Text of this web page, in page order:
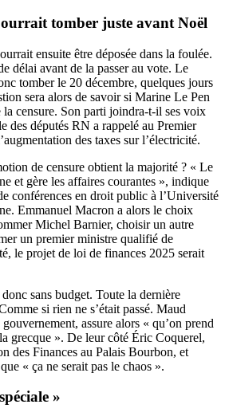
tomber juste avant Noël
ensuite être déposée dans la foulée.
délai avant de la passer au vote. Le
tomber le 20 décembre, quelques jours
sera alors de savoir si Marine Le Pen
la censure. Son parti joindra-t-il ses voix
des députés RN a rappelé au Premier
des taxes sur l’électricité.
de censure obtient la majorité ? « Le
et gère les affaires courantes », indique
conférences en droit public à l’Université
Emmanuel Macron a alors le choix
Michel Barnier, choisir un autre
un premier ministre qualifié de
le projet de loi de finances 2025 serait
sans budget. Toute la dernière
si rien ne s’était passé. Maud
assure alors « qu’on prend
grecque ». De leur côté Éric Coquerel,
des Finances au Palais Bourbon, et
« ça ne serait pas le chaos ».
»